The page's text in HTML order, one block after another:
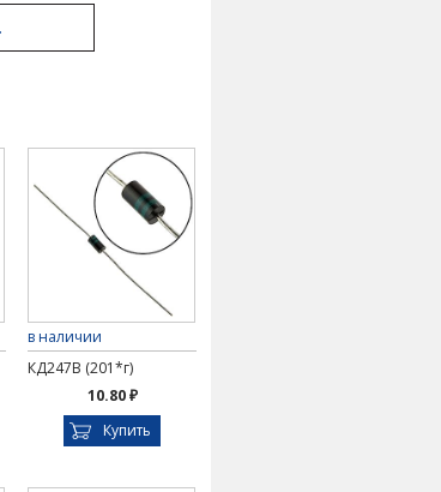
в наличии
КД247В (201*г)
10.80 ₽
Купить